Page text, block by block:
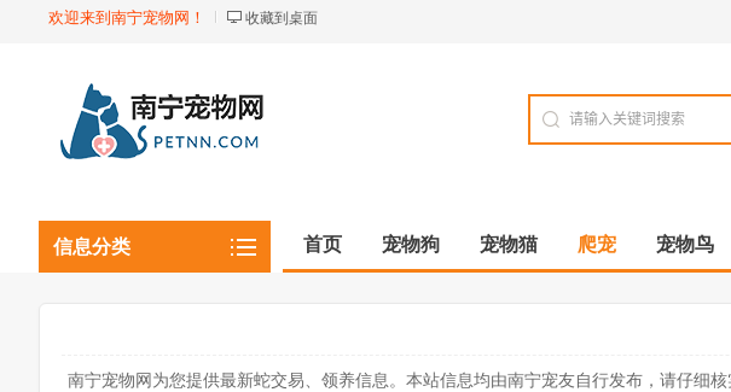
欢迎来到南宁宠物网！ 收藏到桌面
信息分类 首页 宠物狗 宠物猫 爬宠 宠物鸟
南宁宠物网为您提供最新蛇交易、领养信息。本站信息均由南宁宠友自行发布，请仔细